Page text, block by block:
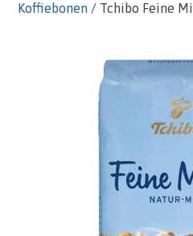
Koffiebonen / Tchibo Feine